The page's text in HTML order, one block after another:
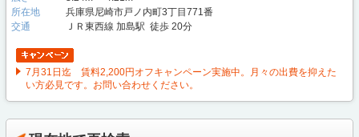
所在地
兵庫県尼崎市戸ノ内町3丁目771番
交通
ＪＲ東西線 加島駅 徒歩 20分
7月31日迄 賃料2,200円オフキャンペーン実施中。月々の出費を抑えた
い方必見です。お問い合わせください。